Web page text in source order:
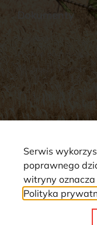
Dokumenty
Regulamin
Polityka prywatności
Reklamacje i zwroty
Strona wykorzystuje
Serwis
poprawnego
witryny oznacza
Polityka